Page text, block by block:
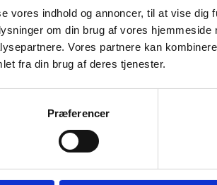
vores indhold og annoncer, til at vise dig
om din brug af vores
Vores partnere kan
fra din brug af deres tjenester.
Præferencer